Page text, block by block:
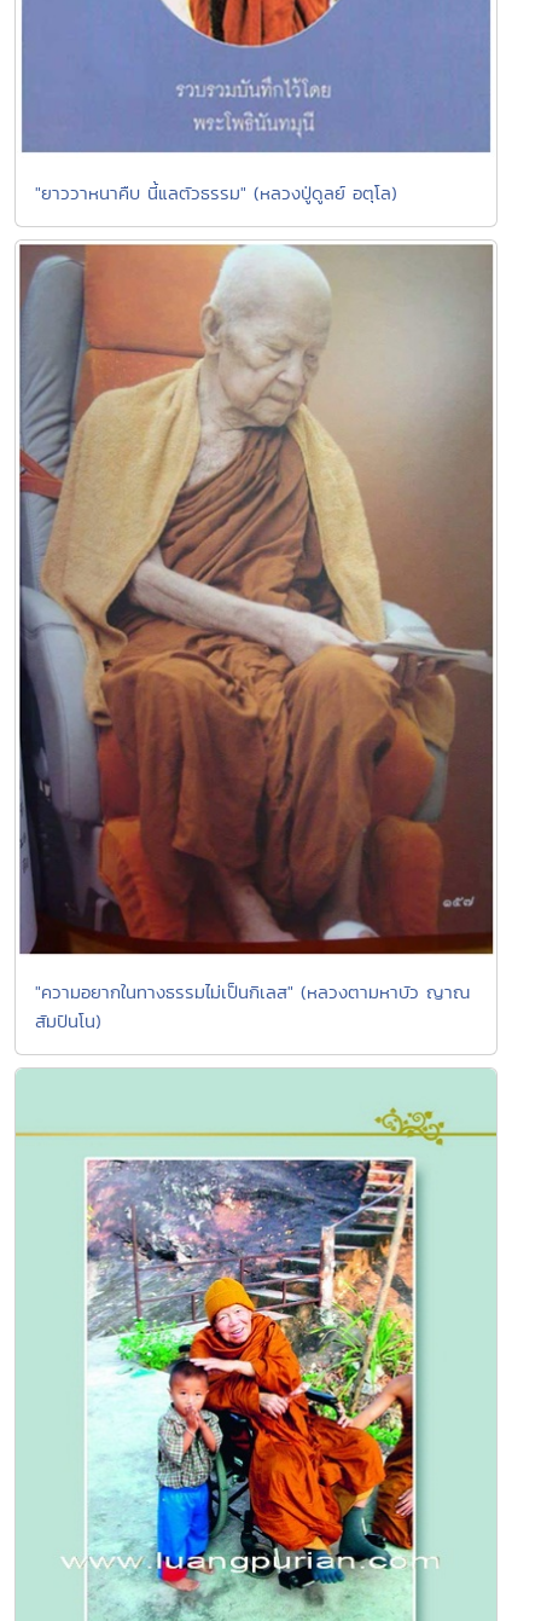
"ยาววาหนาคืบ นี้แลตัวธรรม" (หลวงปู่ดูลย์ อตุโล)
"ความอยากในทางธรรมไม่เป็นกิเลส" (หลวงตามหาบัว ญาณ
สัมปันโน)